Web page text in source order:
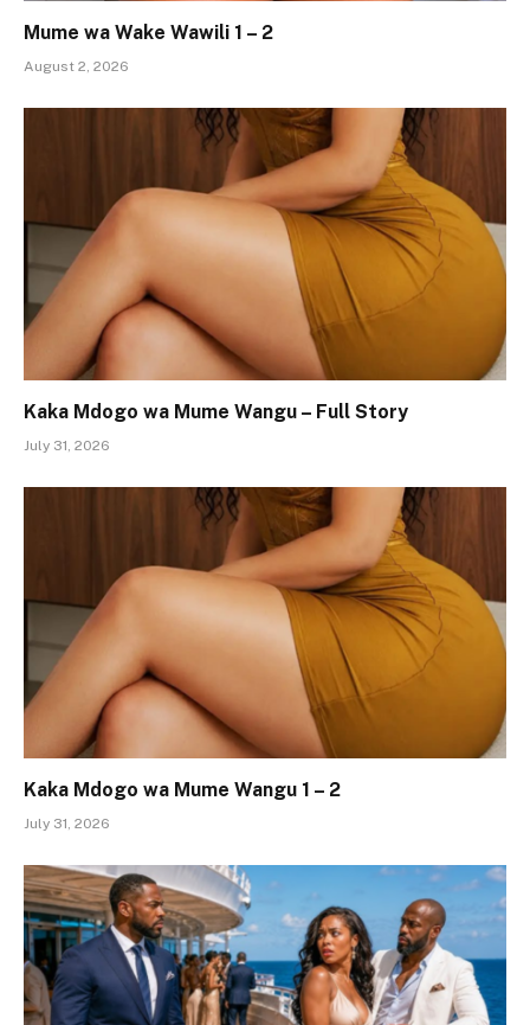
Mume wa Wake Wawili 1 – 2
August 2, 2026
Kaka Mdogo wa Mume Wangu – Full Story
July 31, 2026
Kaka Mdogo wa Mume Wangu 1 – 2
July 31, 2026